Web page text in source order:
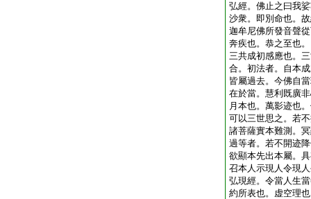
弘經。佛止之曰我
沙衆。即別命也。
迦牟尼佛所發音聲
奔疾也。恭之至也
三共成初感應也。
合。初法者。自本
皆屬過去。今佛自
在於當。慧利既廣
月本也。萬影迹也
可以三世思之。若
諸菩薩實本難測。
過等者。若不開迹
欲顯本先出本屬。
召本人示現人令現
弘現經。令當人生
約所表也。虚空理